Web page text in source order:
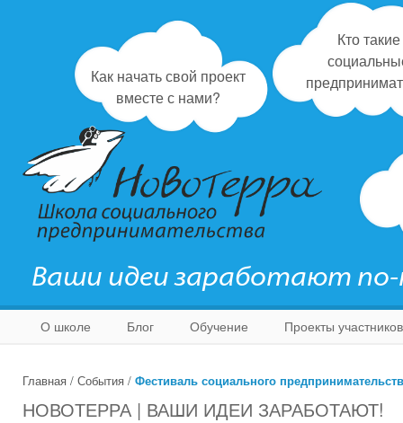
Как начать свой проект
вместе с нами?
Кто такие
Ваши идеи заработают
О школе Блог Обучение Проекты участников
Главная / События / Фестиваль социального
НОВОТЕРРА | ВАШИ ИДЕИ ЗАРАБОТАЮТ!